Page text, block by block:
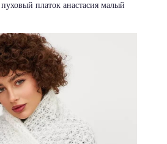
пуховый платок анастасия малый